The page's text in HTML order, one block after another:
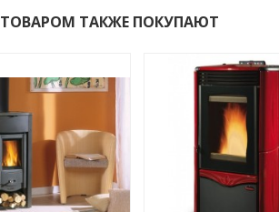
ТАКЖЕ ПОКУПАЮТ